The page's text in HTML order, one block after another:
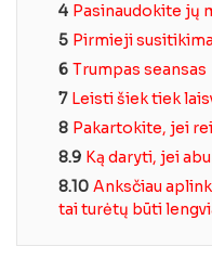
4 Pasinaudokite jų
5 Pirmieji
6 Trumpas seansas
7 Leisti šiek tiek
8 Pakartokite, jei
8.9 Ką daryti, jei
8.10 Anksčiau
tai turėtų būti